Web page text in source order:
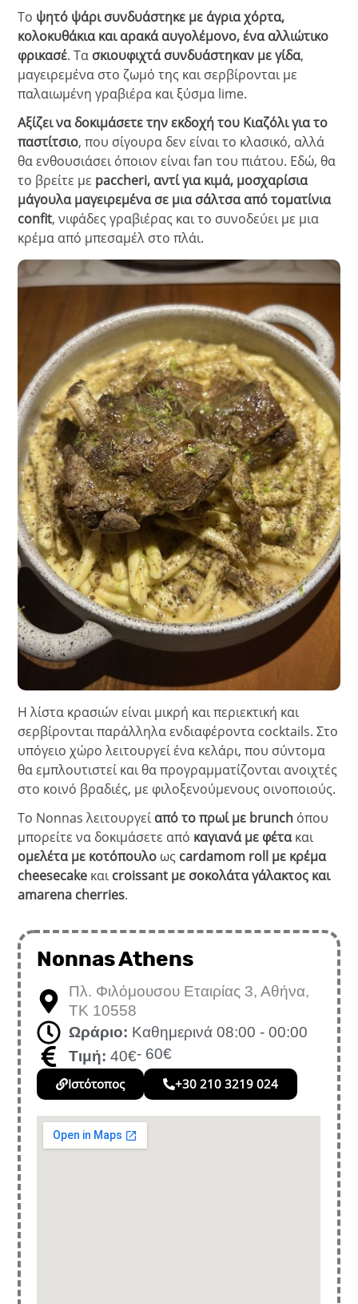
Το ψητό ψάρι συνδυάστηκε με άγρια χόρτα,
κολοκυθάκια και αρακά αυγολέμονο, ένα αλλιώτικο
φρικασέ. Τα σκιουφιχτά συνδυάστηκαν με γίδα,
μαγειρεμένα στο ζωμό της και σερβίρονται με
παλαιωμένη γραβιέρα και ξύσμα lime.
Αξίζει να δοκιμάσετε την εκδοχή του Κιαζόλι για το
παστίτσιο, που σίγουρα δεν είναι το κλασικό, αλλά
θα ενθουσιάσει όποιον είναι fan του πιάτου. Εδώ, θα
το βρείτε με paccheri, αντί για κιμά, μοσχαρίσια
μάγουλα μαγειρεμένα σε μια σάλτσα από τοματίνια
confit, νιφάδες γραβιέρας και το συνοδεύει με μια
κρέμα από μπεσαμέλ στο πλάι.
Η λίστα κρασιών είναι μικρή και περιεκτική και
σερβίρονται παράλληλα ενδιαφέροντα cocktails. Στο
υπόγειο χώρο λειτουργεί ένα κελάρι, που σύντομα
θα εμπλουτιστεί και θα προγραμματίζονται ανοιχτές
στο κοινό βραδιές, με φιλοξενούμενους οινοποιούς.
Το Nonnas λειτουργεί από το πρωί με brunch όπου
μπορείτε να δοκιμάσετε από καγιανά με φέτακαι
ομελέτα με κοτόπουλο ως cardamom roll με κρέμα
cheesecake και croissant με σοκολάτα γάλακτος και
amarena cherries.
Nonnas Athens
Πλ. Φιλόμουσου Εταιρίας 3, Αθήνα,
ΤΚ 10558
Ωράριο: Καθημερινά 08:00 - 00:00
Τιμή:40€- 60€
Ιστότοπος +30 210 3219 024